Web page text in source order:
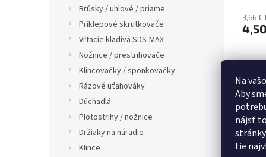
Na
Aby
nájsť
tie
Brúsky / uhlové / priame
Príklepové skrutkovače
Vŕtacie kladivá SDS-MAX
Nožnice / prestrihovače
Klincovačky / sponkovačky
Rázové uťahováky
Dúchadlá
Plotostrihy / nožnice
Držiaky na náradie
Klince
3,66 €